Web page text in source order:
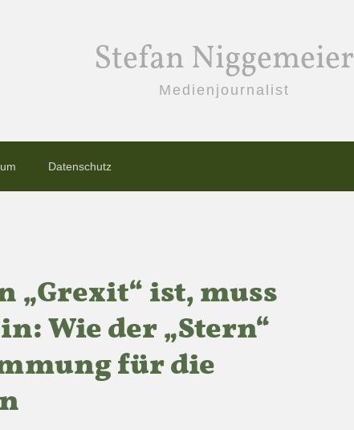
Stefan Niggemeier
Medienjournalist
Datenschutz
„Grexit“ ist, muss
Wie der „Stern“
für die